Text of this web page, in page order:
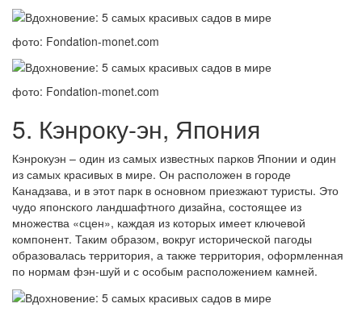
фото: Fondation-monet.com
фото: Fondation-monet.com
5. Кэнроку-эн, Япония
Кэнрокуэн – один из самых известных парков Японии и один
из самых красивых в мире. Он расположен в городе
Канадзава, и в этот парк в основном приезжают туристы. Это
чудо японского ландшафтного дизайна, состоящее из
множества «сцен», каждая из которых имеет ключевой
компонент. Таким образом, вокруг исторической пагоды
образовалась территория, а также территория, оформленная
по нормам фэн-шуй и с особым расположением камней.